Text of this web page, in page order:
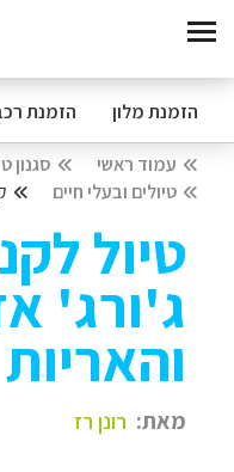
הזמנת מלון הזמנת
עמוד ראשי סגנון
טיולים ובעלי חיים
טיול
ג'ורג'
והאריות
מאת: רונן רז